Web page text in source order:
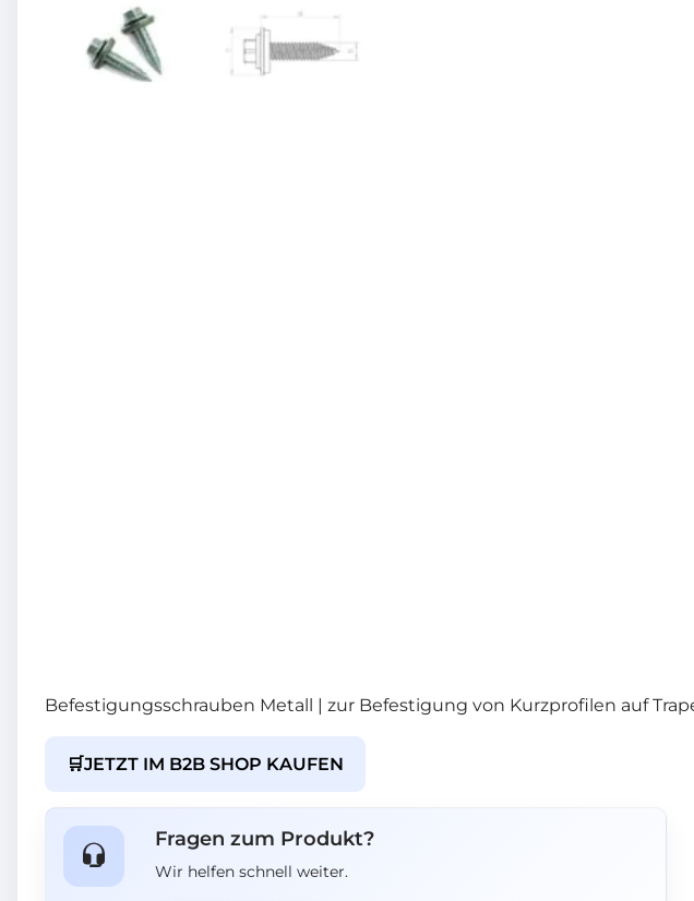
Befestigungsschrauben Metall | zur Befestigung von Kurzprofilen auf
🛒JETZT IM B2B SHOP KAUFEN
Fragen zum Produkt?
Wir helfen schnell weiter.